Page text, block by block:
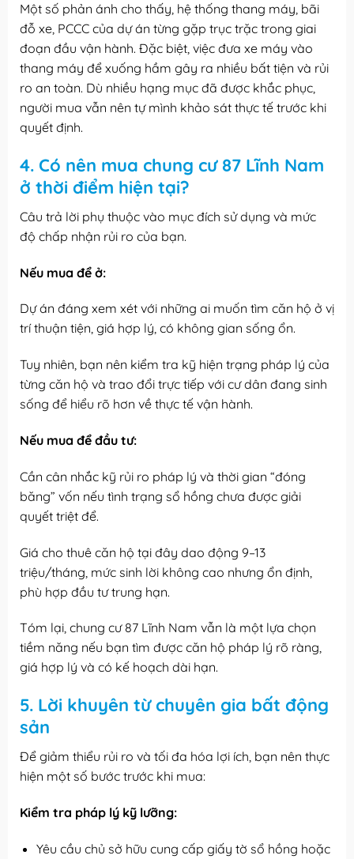
Một số phản ánh cho thấy, hệ thống thang máy, bãi
đỗ xe, PCCC của dự án từng gặp trục trặc trong giai
đoạn đầu vận hành. Đặc biệt, việc đưa xe máy vào
thang máy để xuống hầm gây ra nhiều bất tiện và rủi
ro an toàn. Dù nhiều hạng mục đã được khắc phục,
người mua vẫn nên tự mình khảo sát thực tế trước khi
quyết định.
4. Có nên mua chung cư 87 Lĩnh Nam
ở thời điểm hiện tại?
Câu trả lời phụ thuộc vào mục đích sử dụng và mức
độ chấp nhận rủi ro của bạn.
Nếu mua để ở:
Dự án đáng xem xét với những ai muốn tìm căn hộ ở vị
trí thuận tiện, giá hợp lý, có không gian sống ổn.
Tuy nhiên, bạn nên kiểm tra kỹ hiện trạng pháp lý của
từng căn hộ và trao đổi trực tiếp với cư dân đang sinh
sống để hiểu rõ hơn về thực tế vận hành.
Nếu mua để đầu tư:
Cần cân nhắc kỹ rủi ro pháp lý và thời gian “đóng
băng” vốn nếu tình trạng sổ hồng chưa được giải
quyết triệt để.
Giá cho thuê căn hộ tại đây dao động 9–13
triệu/tháng, mức sinh lời không cao nhưng ổn định,
phù hợp đầu tư trung hạn.
Tóm lại, chung cư 87 Lĩnh Nam vẫn là một lựa chọn
tiềm năng nếu bạn tìm được căn hộ pháp lý rõ ràng,
giá hợp lý và có kế hoạch dài hạn.
5. Lời khuyên từ chuyên gia bất động
sản
Để giảm thiểu rủi ro và tối đa hóa lợi ích, bạn nên thực
hiện một số bước trước khi mua:
Kiểm tra pháp lý kỹ lưỡng:
Yêu cầu chủ sở hữu cung cấp giấy tờ sổ hồng hoặc